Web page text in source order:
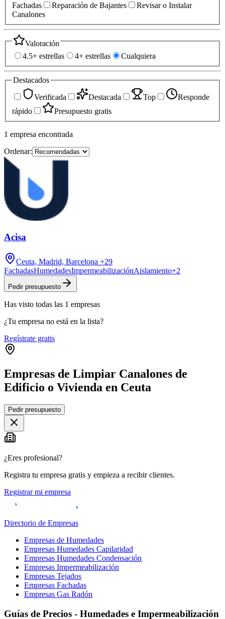
Fachadas
Reparación de Bajantes
Revisar o Instalar
Canalones
Valoración
4.5+ estrellas
4+ estrellas Cualquiera
Destacados
Verificada
Destacada Top
Responde
rápido
Presupuesto gratis
1 empresa encontrada
Ordenar:
Acisa
Ceuta, Madrid, Barcelona +29
FachadasHumedadesImpermeabilizaciónAislamiento+2
Pedir presupuesto
Has visto todas las 1 empresas
¿Tu empresa no está en la lista?
Regístrate gratis
Empresas de Limpiar Canalones de
Edificio o Vivienda en Ceuta
+
−
Pedir presupuesto
¿Eres profesional?
Registra tu empresa gratis y empieza a recibir clientes.
Registrar mi empresa
Directorio de Empresas
Empresas de Humedades
Empresas Humedades Capilaridad
Empresas Humedades Condensación
Empresas Impermeabilización
Empresas Tejados
Empresas Fachadas
Empresas Gas Radón
Guías de Precios - Humedades e Impermeabilización